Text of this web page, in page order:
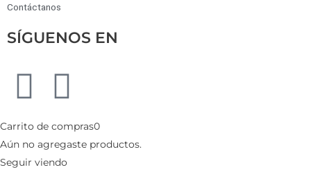
Contáctanos
SÍGUENOS EN
Carrito de compras0
Aún no agregaste productos.
Seguir viendo